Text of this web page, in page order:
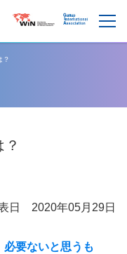
？
日 2020年05月29日
必要ないと思うも